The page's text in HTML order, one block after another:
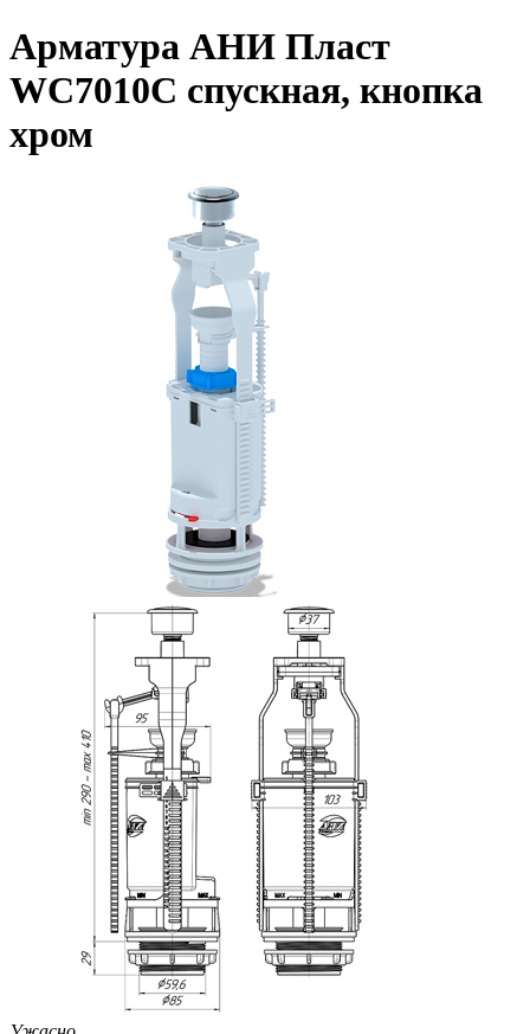
Арматура АНИ Пласт
WC7010C спускная, кнопка
хром